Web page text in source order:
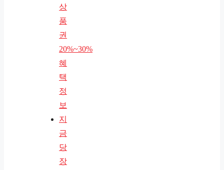
상
품
권
20%~30%
혜
택
정
보
지
금
당
장